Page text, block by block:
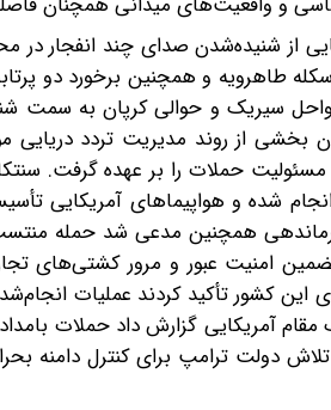
از شنیده‌شدن صدای چند انفجار در
طاهرویه و همچنین برخورد دو
سیریک و حوالی کرپان به سمت
بخشی از روند مدیریت تردد دریایی
مسئولیت حملات را بر عهده گرفت.
شده و هواپیماهای آمریکایی
فرماندهی همچنین مدعی شد حمله
امنیت عبور و مرور کشتی‌های
این کشور تأکید کردند عملیات
آمریکایی گزارش داد حملات
تلاش دولت ترامپ برای کنترل